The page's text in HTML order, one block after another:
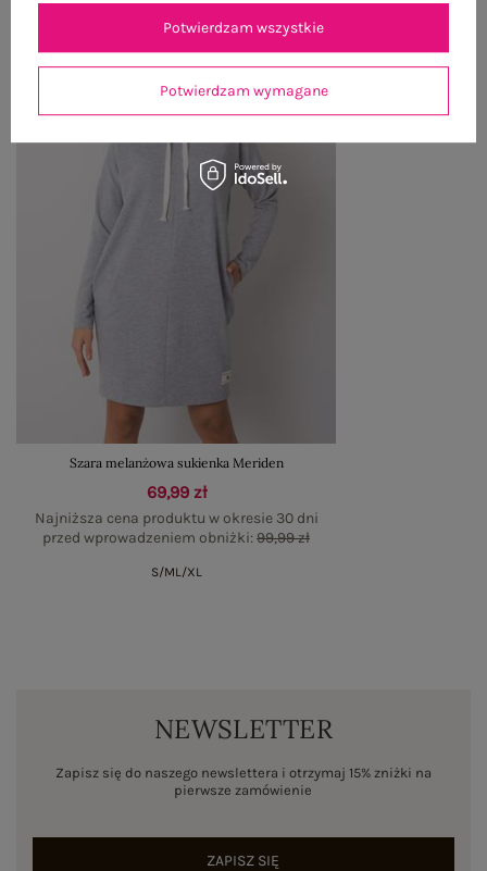
Szara melanżowa sukienka Meriden
69,99 zł
Najniższa cena produktu w okresie 30 dni
przed wprowadzeniem obniżki:99,99 zł
S/ML/XL
NEWSLETTER
Zapisz się do naszego newslettera i otrzymaj 15% zniżki na
pierwsze zamówienie
ZAPISZ SIĘ
Potwierdzam wymagane
Potwierdzam wszystkie